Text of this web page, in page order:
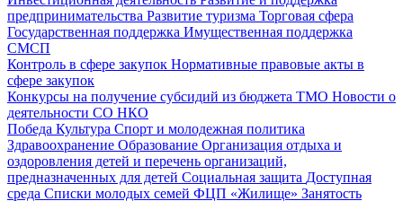
предпринимательства Развитие туризма Торговая сфера
Государственная поддержка Имущественная поддержка
СМСП
Контроль в сфере закупок Нормативные правовые акты в
сфере закупок
Конкурсы на получение субсидий из бюджета ТМО Новости о
деятельности СО НКО
Победа Культура Спорт и молодежная политика
Здравоохранение Образование Организация отдыха и
оздоровления детей и перечень организаций,
предназначенных для детей Социальная защита Доступная
среда Списки молодых семей ФЦП «Жилище» Занятость